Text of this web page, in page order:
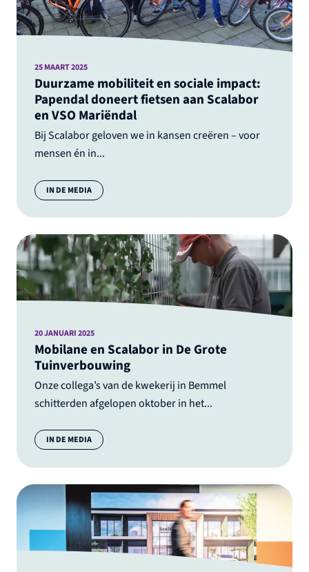
Duurzame mobiliteit en sociale impact:
Papendal doneert fietsen aan Scalabor
en VSO Mariëndal
Bij Scalabor geloven we in kansen creëren – voor
mensen én in...
25 MAART 2025
Categorie:
IN DE MEDIA
Mobilane en Scalabor in De Grote
Tuinverbouwing
Onze collega’s van de kwekerij in Bemmel
schitterden afgelopen oktober in het...
20 JANUARI 2025
Categorie:
IN DE MEDIA